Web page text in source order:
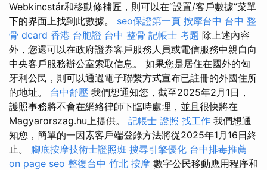
Webkincstár和移動修補匠，則可以在“設置/客戶數據”菜單
下的界面上找到此數據。 seo保證第一頁 按摩台中 台中 整
骨 dcard 香港 台胞證 台中 整骨 記帳士 考題 除上述內容
外，您還可以在政府證券客戶服務人員或電信服務中親自向
中央客戶服務辦公室索取信息。 如果您是居住在國外的匈
牙利公民，則可以通過電子聯繫方式宣布已註冊的外國住所
的地址。 台中舒壓 我們想通知您，截至2025年2月1日，
護照事務將不會在網絡律師下臨時處理，並且很快將在
Magyarorszag.hu上提供。 記帳士 證照 找工作 我們想通
知您，簡單的一因素客戶端登錄方法將從2025年1月16日終
止。 腳底按摩技術士證照班 搜尋引擎優化 台中排毒推薦
on page seo 整復台中 竹北 按摩 數字公民移動應用程序和